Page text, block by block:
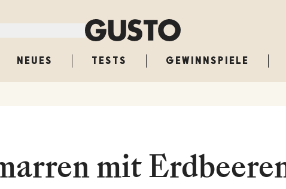
NEUES TESTS GEWINNSPIELE
mit